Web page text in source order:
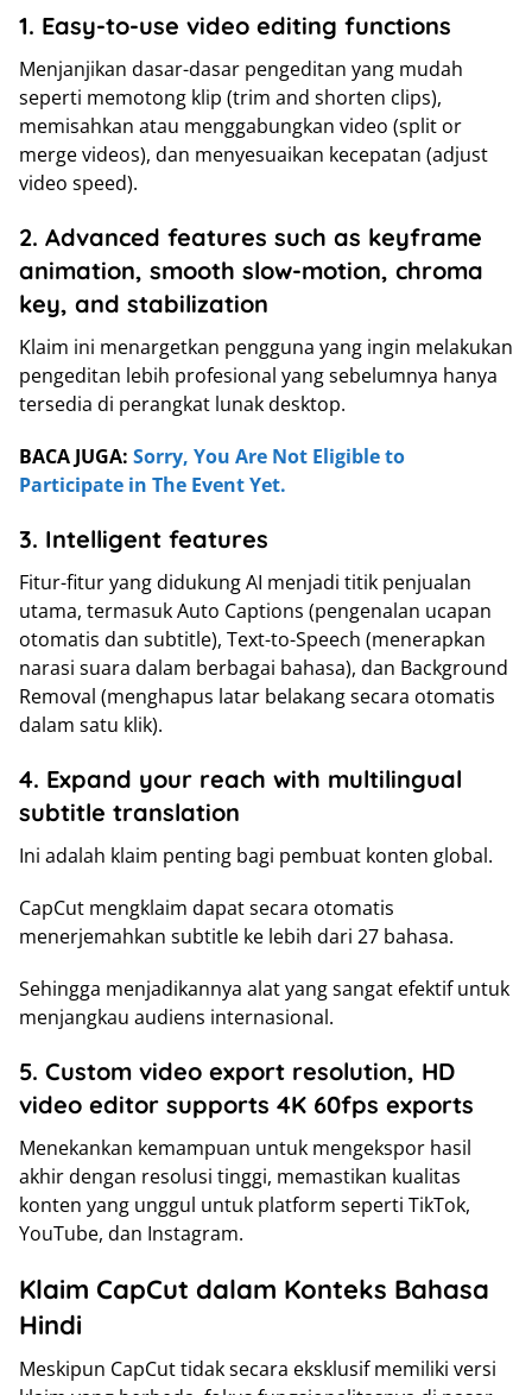
1. Easy-to-use video editing functions
Menjanjikan dasar-dasar pengeditan yang mudah
seperti memotong klip (trim and shorten clips),
memisahkan atau menggabungkan video (split or
merge videos), dan menyesuaikan kecepatan (adjust
video speed).
2. Advanced features such as keyframe
animation, smooth slow-motion, chroma
key, and stabilization
Klaim ini menargetkan pengguna yang ingin melakukan
pengeditan lebih profesional yang sebelumnya hanya
tersedia di perangkat lunak desktop.
BACA JUGA: Sorry, You Are Not Eligible to
Participate in The Event Yet.
3. Intelligent features
Fitur-fitur yang didukung AI menjadi titik penjualan
utama, termasuk Auto Captions (pengenalan ucapan
otomatis dan subtitle), Text-to-Speech (menerapkan
narasi suara dalam berbagai bahasa), dan Background
Removal (menghapus latar belakang secara otomatis
dalam satu klik).
4. Expand your reach with multilingual
subtitle translation
Ini adalah klaim penting bagi pembuat konten global.
CapCut mengklaim dapat secara otomatis
menerjemahkan subtitle ke lebih dari 27 bahasa.
Sehingga menjadikannya alat yang sangat efektif untuk
menjangkau audiens internasional.
5. Custom video export resolution, HD
video editor supports 4K 60fps exports
Menekankan kemampuan untuk mengekspor hasil
akhir dengan resolusi tinggi, memastikan kualitas
konten yang unggul untuk platform seperti TikTok,
YouTube, dan Instagram.
Klaim CapCut dalam Konteks Bahasa
Hindi
Meskipun CapCut tidak secara eksklusif memiliki versi